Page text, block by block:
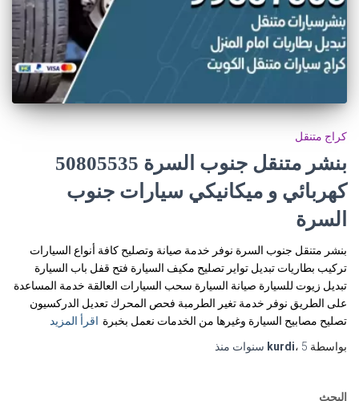
كراج متنقل
كهربائي و ميكانيكي سيارات جنوب
السرة
بنشر متنقل جنوب السرة نوفر خدمة صيانة وتصليح كافة أنواع السيارات
تركيب بطاريات تبديل تواير تصليح مكيف السيارة فتح قفل باب السيارة
تبديل زيوت للسيارة صيانة السيارة سحب السيارات العالقة خدمة المساعدة
على الطريق نوفر خدمة تغير الطرمبة فحص المحرك تعديل الدركسيون
تصليح مصابيح السيارة وغيرها من الخدمات نعمل بخبرة اقرأ المزيد
بواسطة
kurdi، 5 سنوات منذ
البحث